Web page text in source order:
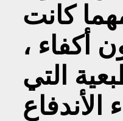
كانت
أكفاء ،
التي